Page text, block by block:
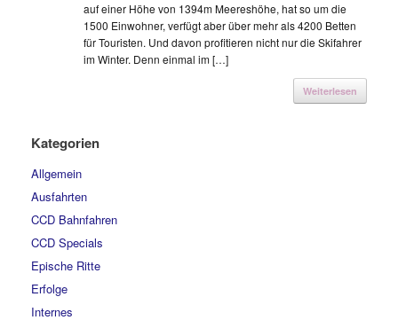
auf einer Höhe von 1394m Meereshöhe, hat so um die
1500 Einwohner, verfügt aber über mehr als 4200 Betten
für Touristen. Und davon profitieren nicht nur die Skifahrer
im Winter. Denn einmal im […]
Weiterlesen
Kategorien
Allgemein
Ausfahrten
CCD Bahnfahren
CCD Specials
Epische Ritte
Erfolge
Internes